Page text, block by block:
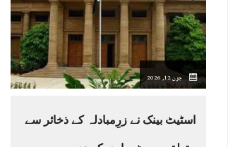
10:00
29°C
11:00
30°C
12:00
30°C
13:00
31°C
14:00
31°Cجون 12, 2026
اسٹیٹ بینک نے زرِمبادلہ کے ذخائر سے